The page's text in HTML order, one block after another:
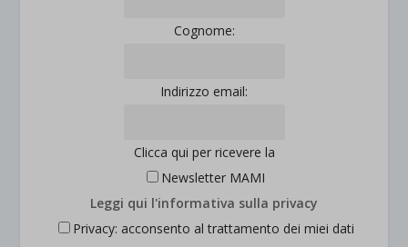
Cognome:
Indirizzo email:
Clicca qui per ricevere la
Newsletter MAMI
Leggi qui l'informativa sulla privacy
Privacy: acconsento al trattamento dei miei dati